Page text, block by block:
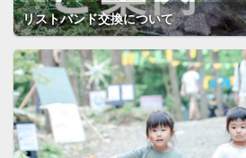
リストバンド交換について